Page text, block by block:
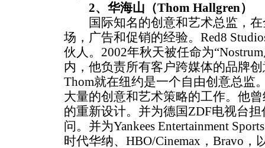
2、华海山（Thom Hallgren）
国际知名的创意和艺术总监，在
场，广告和促销的经验。Red8
伙人。2002年秋天被任命为
内，他负责所有客户跨媒体的品牌
Thom就在纽约是一个自由创意总监
大量的创意和艺术策略的工作。他
的重新设计。并为德国ZDF电视台
问。并为Yankees Entertainment
时代华纳、HBO/Cinemax，Bravo